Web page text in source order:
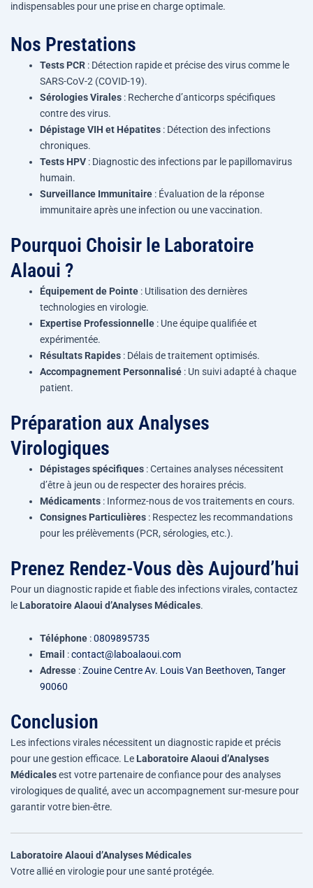
indispensables pour une prise en charge optimale.
Nos Prestations
Tests PCR : Détection rapide et précise des virus comme le
SARS-CoV-2 (COVID-19).
Sérologies Virales : Recherche d’anticorps spécifiques
contre des virus.
Dépistage VIH et Hépatites : Détection des infections
chroniques.
Tests HPV : Diagnostic des infections par le papillomavirus
humain.
Surveillance Immunitaire : Évaluation de la réponse
immunitaire après une infection ou une vaccination.
Pourquoi Choisir le Laboratoire
Alaoui ?
Équipement de Pointe : Utilisation des dernières
technologies en virologie.
Expertise Professionnelle : Une équipe qualifiée et
expérimentée.
Résultats Rapides : Délais de traitement optimisés.
Accompagnement Personnalisé : Un suivi adapté à chaque
patient.
Préparation aux Analyses
Virologiques
Dépistages spécifiques : Certaines analyses nécessitent
d’être à jeun ou de respecter des horaires précis.
Médicaments : Informez-nous de vos traitements en cours.
Consignes Particulières : Respectez les recommandations
pour les prélèvements (PCR, sérologies, etc.).
Prenez Rendez-Vous dès Aujourd’hui
Pour un diagnostic rapide et fiable des infections virales, contactez
le Laboratoire Alaoui d’Analyses Médicales.
Téléphone :0809895735
Email :contact@laboalaoui.com
Adresse :Zouine Centre Av. Louis Van Beethoven, Tanger
90060
Conclusion
Les infections virales nécessitent un diagnostic rapide et précis
pour une gestion efficace. Le Laboratoire Alaoui d’Analyses
Médicalesest votre partenaire de confiance pour des analyses
virologiques de qualité, avec un accompagnement sur-mesure pour
garantir votre bien-être.
Laboratoire Alaoui d’Analyses Médicales
Votre allié en virologie pour une santé protégée.